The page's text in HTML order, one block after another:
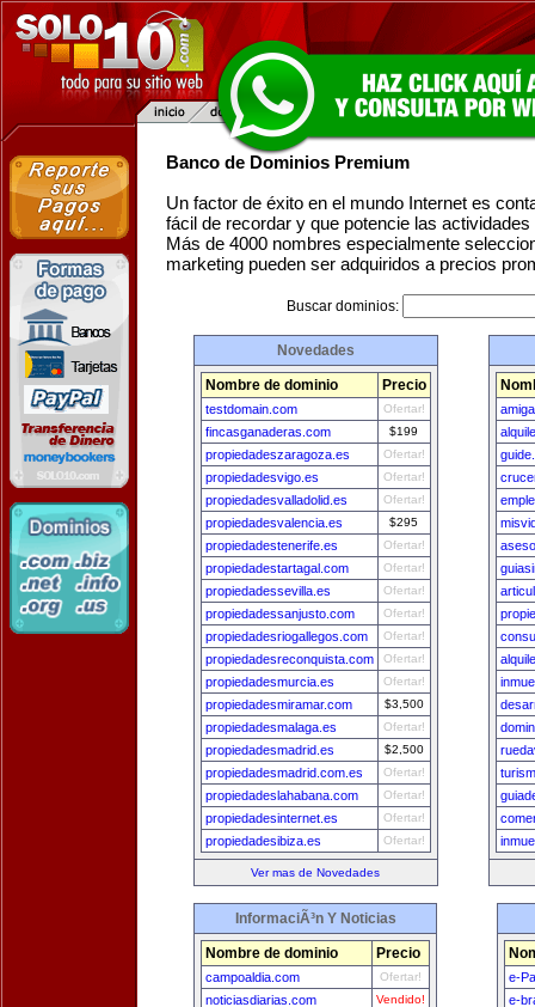
Banco de Dominios Premium
Un factor de éxito en el mundo Internet es
fácil de recordar y que potencie las
Más de 4000 nombres especialmente
marketing pueden ser adquiridos a precios
Buscar dominios:
Novedades
Nombre de dominio Precio
testdomain.com Ofertar!
fincasganaderas.com $199
propiedadeszaragoza.es Ofertar!
propiedadesvigo.es Ofertar!
propiedadesvalladolid.es Ofertar!
propiedadesvalencia.es $295
propiedadestenerife.es Ofertar!
propiedadestartagal.com Ofertar!
propiedadessevilla.es Ofertar!
propiedadessanjusto.com Ofertar!
propiedadesriogallegos.com Ofertar!
propiedadesreconquista.com Ofertar!
propiedadesmurcia.es Ofertar!
propiedadesmiramar.com $3,500
propiedadesmalaga.es Ofertar!
propiedadesmadrid.es $2,500
propiedadesmadrid.com.es Ofertar!
propiedadeslahabana.com Ofertar!
propiedadesinternet.es Ofertar!
propiedadesibiza.es Ofertar!
Ver mas de Novedades
InformaciÃ³n Y Noticias
Nombre de dominio Precio
campoaldia.com Ofertar!
noticiasdiarias.com Vendido!
e-
e-